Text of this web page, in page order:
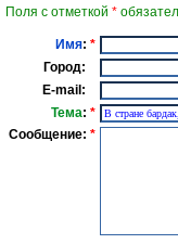
Поля с отметкой *
Имя: *
Город:
E-mail:
Тема: *
Сообщение: *